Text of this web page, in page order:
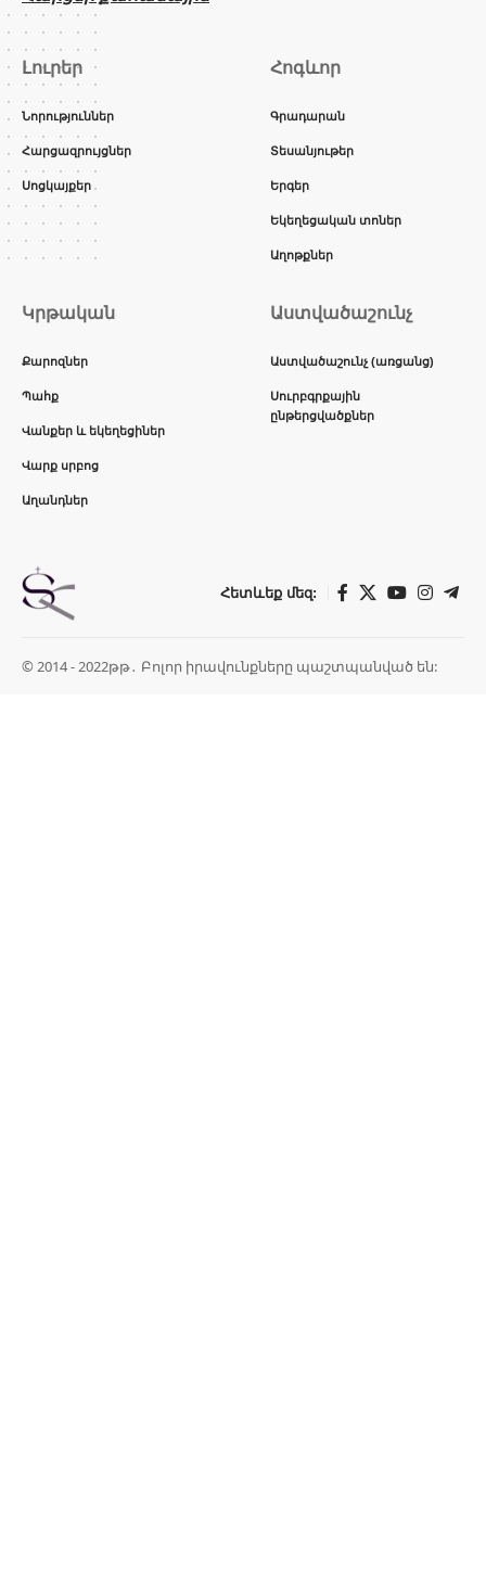
Լուրեր
Նորություններ
Հարցազրույցներ
Սոցկայքեր
Հոգևոր
Գրադարան
Տեսանյութեր
Երգեր
Եկեղեցական տոներ
Աղոթքներ
Կրթական
Քարոզներ
Պահք
Վանքեր և եկեղեցիներ
Վարք սրբոց
Աղանդներ
Աստվածաշունչ
Աստվածաշունչ (առցանց)
Սուրբգրքային
ընթերցվածքներ
Հետևեք մեզ:
© 2014 - 2022թթ․ Բոլոր իրավունքները պաշտպանված են: